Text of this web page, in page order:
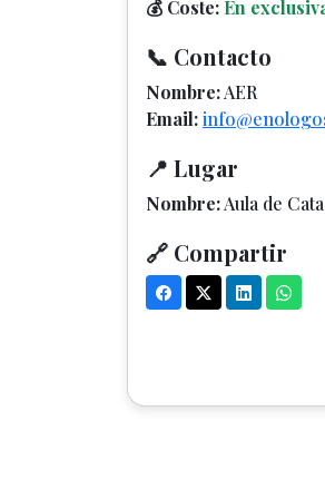
💰 Coste: En
📞 Contacto
Nombre:AER
Email:
📍 Lugar
Nombre:Aula de
🔗 Compartir